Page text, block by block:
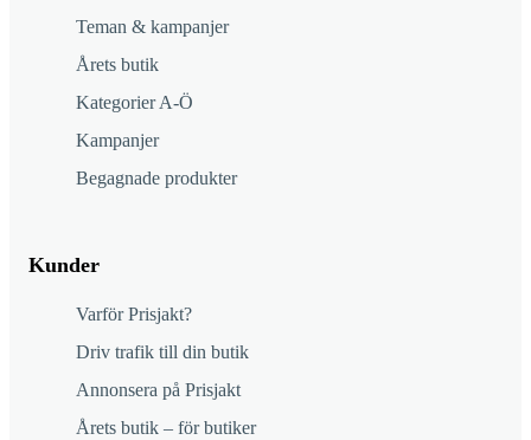
Teman & kampanjer
Årets butik
Kategorier A-Ö
Kampanjer
Begagnade produkter
Kunder
Varför Prisjakt?
Driv trafik till din butik
Annonsera på Prisjakt
Årets butik – för butiker